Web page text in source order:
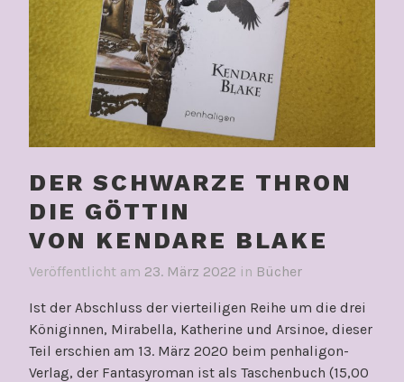
DER SCHWARZE THRON
DIE GÖTTIN
VON KENDARE BLAKE
Veröffentlicht am 23. März 2022 in Bücher
Ist der Abschluss der vierteiligen Reihe um die drei
Königinnen, Mirabella, Katherine und Arsinoe, dieser
Teil erschien am 13. März 2020 beim penhaligon-
Verlag, der Fantasyroman ist als Taschenbuch (15,00